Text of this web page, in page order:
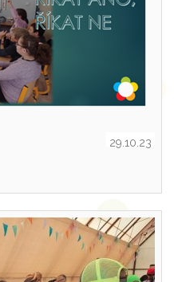
29.10.23